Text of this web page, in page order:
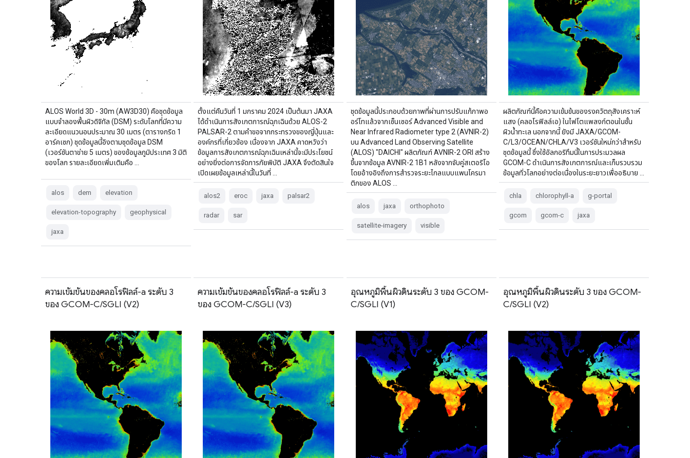
ALOS World 3D - 30m (AW3D30) คือชุดข้อมูล
แบบจำลองพื้นผิวดิจิทัล (DSM) ระดับโลกที่มีความ
ละเอียดแนวนอนประมาณ 30 เมตร (ตารางกริด 1
อาร์คเซก) ชุดข้อมูลนี้อิงตามชุดข้อมูล DSM
(เวอร์ชันตาข่าย 5 เมตร) ของข้อมูลภูมิประเทศ 3 มิติ
ของโลก รายละเอียดเพิ่มเติมคือ …
alos dem elevation
elevation-topography geophysical
jaxa
ตั้งแต่คืนวันที่ 1 มกราคม 2024 เป็นต้นมา JAXA
ได้ดำเนินการสังเกตการณ์ฉุกเฉินด้วย ALOS-2
PALSAR-2 ตามคำขอจากกระทรวงของญี่ปุ่นและ
องค์กรที่เกี่ยวข้อง เนื่องจาก JAXA คาดหวังว่า
ข้อมูลการสังเกตการณ์ฉุกเฉินเหล่านี้จะมีประโยชน์
อย่างยิ่งต่อการจัดการภัยพิบัติ JAXA จึงตัดสินใจ
เปิดเผยข้อมูลเหล่านี้ในวันที่ …
alos2 eroc jaxa palsar2
radar sar
ชุดข้อมูลนี้ประกอบด้วยภาพที่ผ่านการปรับแก้ภาพอ
อร์โทแล้วจากเซ็นเซอร์ Advanced Visible and
Near Infrared Radiometer type 2 (AVNIR-2)
บน Advanced Land Observing Satellite
(ALOS) "DAICHI" ผลิตภัณฑ์ AVNIR-2 ORI สร้าง
ขึ้นจากข้อมูล AVNIR-2 1B1 หลังจากจับคู่สเตอริโอ
โดยอ้างอิงถึงการสำรวจระยะไกลแบบแพนโครมา
ติกของ ALOS …
alos jaxa orthophoto
satellite-imagery visible
ผลิตภัณฑ์นี้คือความเข้มข้นของรงควัตถุสังเคราะห์
แสง (คลอโรฟิลล์เอ) ในไฟโตแพลงก์ตอนในชั้น
ผิวน้ำทะเล นอกจากนี้ ยังมี JAXA/GCOM-
C/L3/OCEAN/CHLA/V3 เวอร์ชันใหม่กว่าสำหรับ
ชุดข้อมูลนี้ ซึ่งใช้อัลกอริทึมนี้ในการประมวลผล
GCOM-C ดำเนินการสังเกตการณ์และเก็บรวบรวม
ข้อมูลทั่วโลกอย่างต่อเนื่องในระยะยาวเพื่ออธิบาย …
chla chlorophyll-a g-portal
gcom gcom-c jaxa
ความเข้มข้นของคลอโรฟิลล์-a ระดับ 3
ของ GCOM-C/SGLI (V2)
ความเข้มข้นของคลอโรฟิลล์-a ระดับ 3
ของ GCOM-C/SGLI (V3)
อุณหภูมิพื้นผิวดินระดับ 3 ของ GCOM-
C/SGLI (V1)
อุณหภูมิพื้นผิวดินระดับ 3 ของ GCOM-
C/SGLI (V2)